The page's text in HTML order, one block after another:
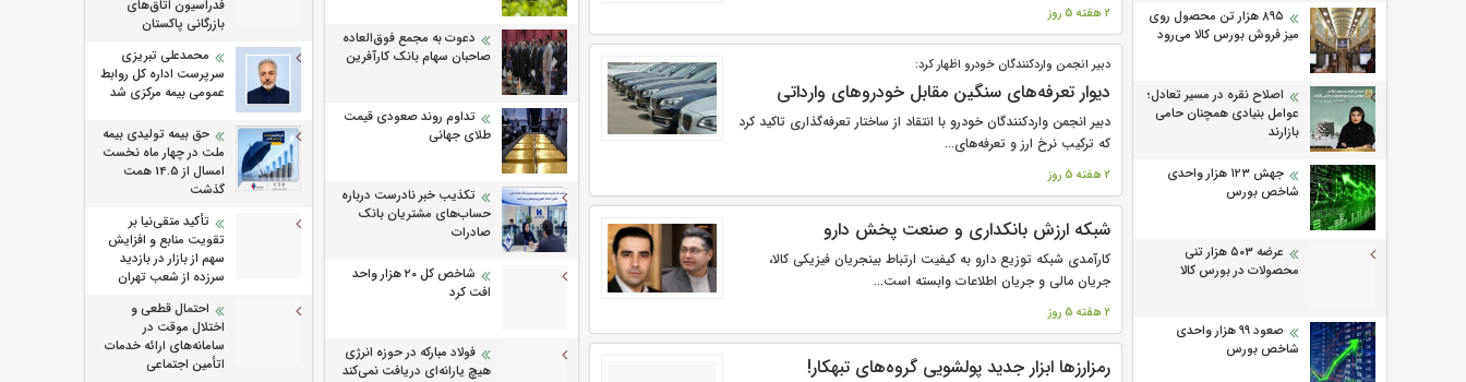
۸۹۵ هزار تن محصول روی
میز فروش بورس کالا می‌‌رود
اصلاح نقره در مسیر تعادل؛
عوامل بنیادی همچنان حامی
بازارند
جهش ۱۲۳ هزار واحدی
شاخص بورس
عرضه ۵۰۳ هزار تنی
محصولات در بورس کالا
صعود ۹۹ هزار واحدی
شاخص بورس
2 هفته 5 روز
دبیر انجمن واردکنندگان خودرو اظهار کرد:
دیوار تعرفه‌های سنگین مقابل خودروهای وارداتی
دبیر انجمن واردکنندگان خودرو با انتقاد از ساختار تعرفه‌گذاری تاکید کرد
که ترکیب نرخ ارز و تعرفه‌های...
2 هفته 5 روز
شبکه ارزش بانکداری و صنعت پخش دارو
کارآمدی شبکه توزیع دارو به کیفیت ارتباط بینجریان فیزیکی کالا،
جریان مالی و جریان اطلاعات وابسته است...
2 هفته 5 روز
رمزارزها ابزار جدید پولشویی گروه‌های تبهکار!
دعوت به مجمع فوق‌العاده
صاحبان سهام بانک کارآفرین
تداوم روند صعودی قیمت
طلای جهانی
تکذیب خبر نادرست درباره
حساب‌های مشتریان بانک
صادرات
شاخص کل ۲۰ هزار واحد
افت کرد
فولاد مبارکه در حوزه انرژی
هیچ یارانه‌ای دریافت نمی‌کند
فدراسیون اتاق‌های
بازرگانی پاکستان
محمدعلی تبریزی
سرپرست اداره كل روابط
عمومی بیمه مركزی شد
حق بیمه تولیدی بیمه
ملت در چهار ماه نخست
امسال از 14.5 همت
گذشت
تأکید متقی‌نیا بر
تقویت منابع و افزایش
سهم از بازار در بازدید
سرزده از شعب تهران
احتمال قطعی و
اختلال موقت در
سامانه‌های ارائه خدمات
اتأمین اجتماعی